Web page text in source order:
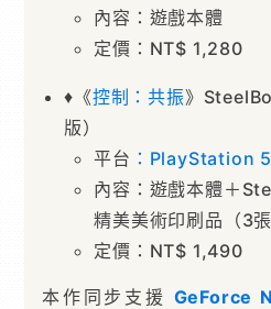
內容：遊戲本體
定價：NT$ 1,280
♦《控制：共振》
版）
平台 ： PlayStation 5
內容：遊戲本體＋
精美美術印刷品（3
定價：NT$ 1,490
本作同步⽀援 GeForce